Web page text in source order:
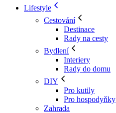
Lifestyle
Cestování
Destinace
Rady na cesty
Bydlení
Interiery
Rady do domu
DIY
Pro kutily
Pro hospodyňky
Zahrada